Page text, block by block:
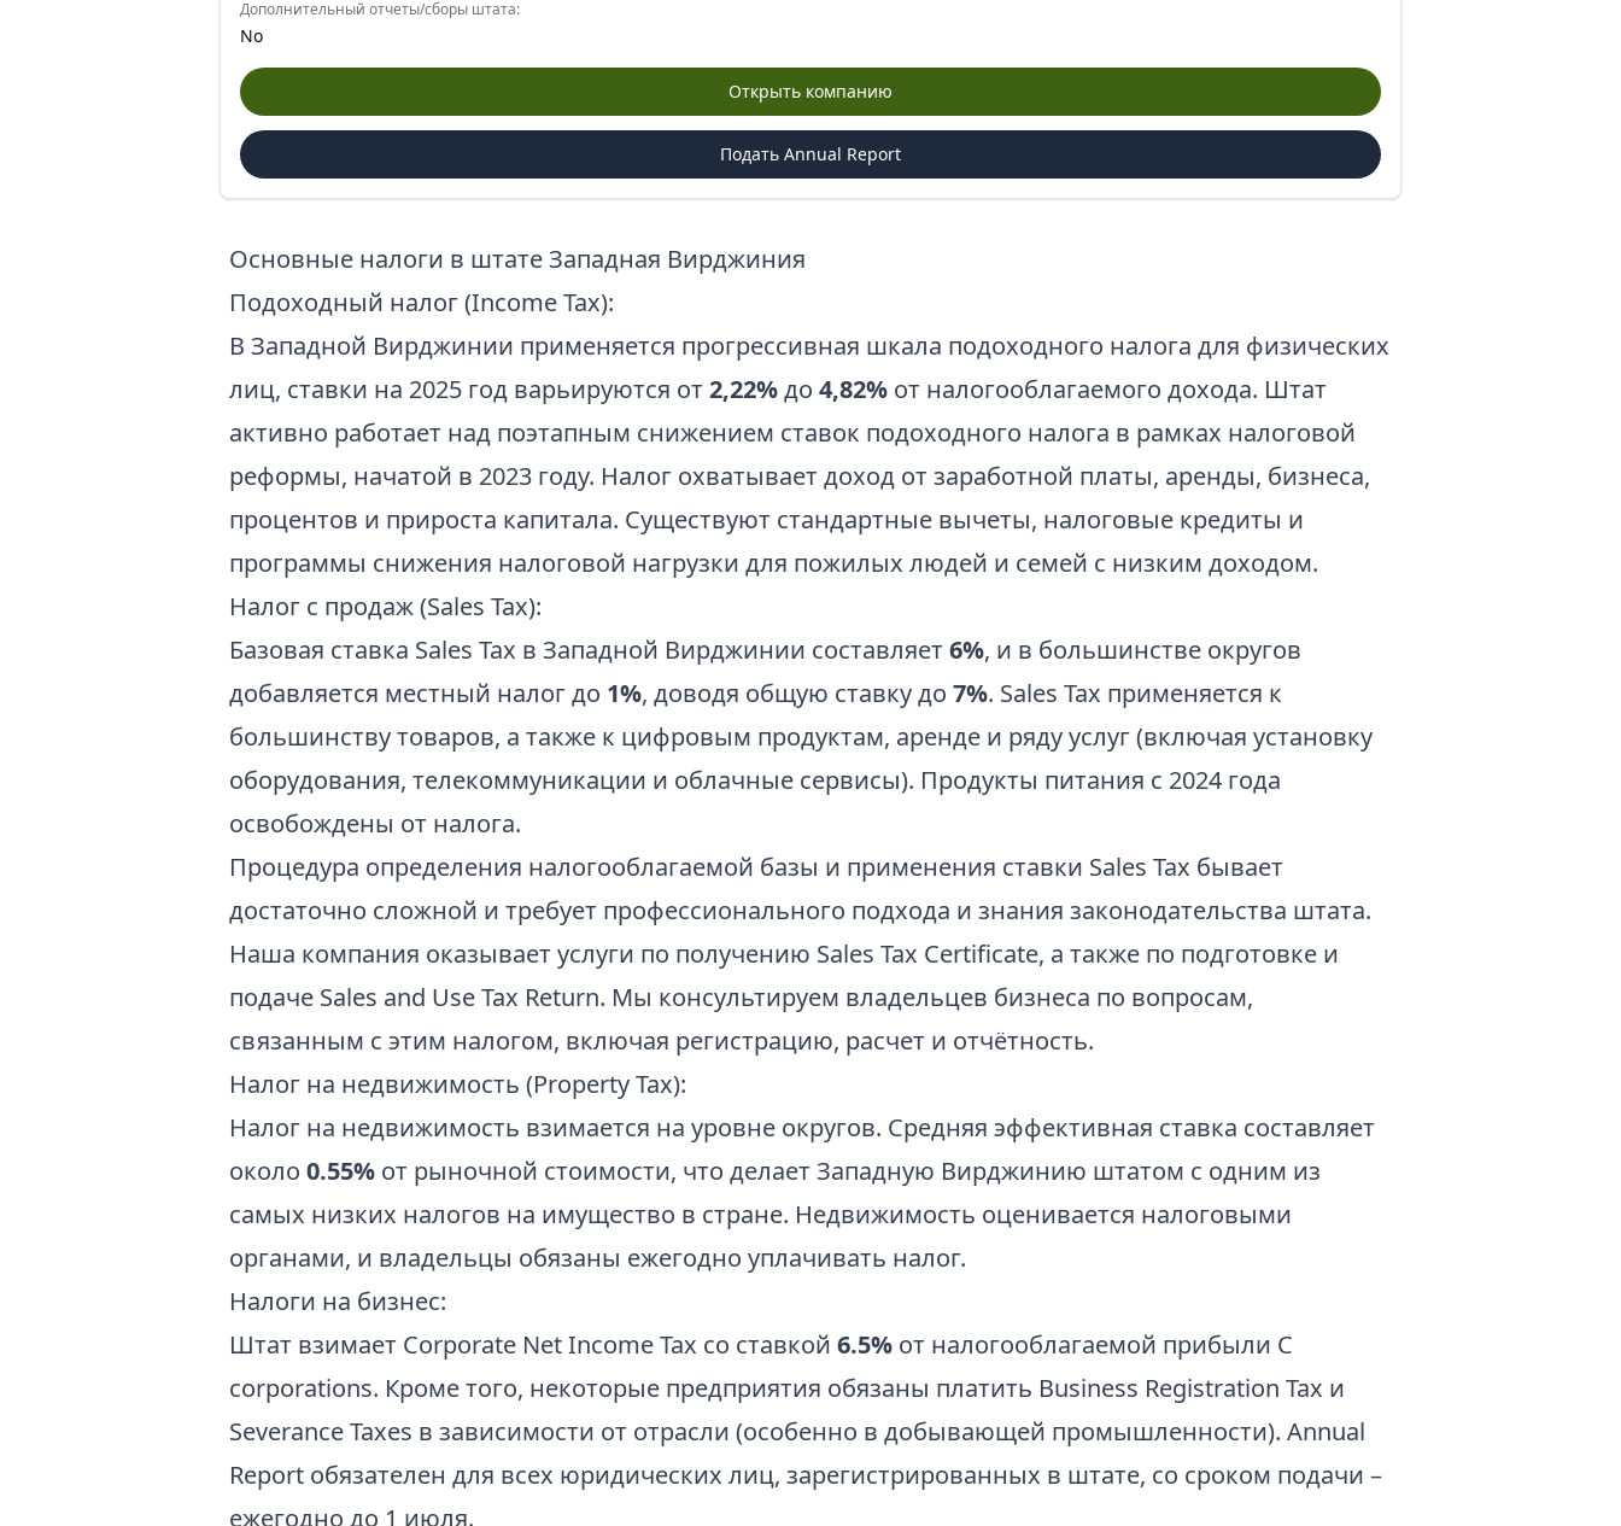
Дополнительный отчеты/сборы штата:
No
Открыть компанию
Подать Annual Report
Основные налоги в штате Западная Вирджиния
Подоходный налог (Income Tax):
В Западной Вирджинии применяется прогрессивная шкала подоходного налога для физических
лиц, ставки на 2025 год варьируются от 2,22%до 4,82% от налогооблагаемого дохода. Штат
активно работает над поэтапным снижением ставок подоходного налога в рамках налоговой
реформы, начатой в 2023 году. Налог охватывает доход от заработной платы, аренды, бизнеса,
процентов и прироста капитала. Существуют стандартные вычеты, налоговые кредиты и
программы снижения налоговой нагрузки для пожилых людей и семей с низким доходом.
Налог с продаж (Sales Tax):
Базовая ставка Sales Tax в Западной Вирджинии составляет 6%, и в большинстве округов
добавляется местный налог до 1%, доводя общую ставку до 7%. Sales Tax применяется к
большинству товаров, а также к цифровым продуктам, аренде и ряду услуг (включая установку
оборудования, телекоммуникации и облачные сервисы). Продукты питания с 2024 года
освобождены от налога.
Процедура определения налогооблагаемой базы и применения ставки Sales Tax бывает
достаточно сложной и требует профессионального подхода и знания законодательства штата.
Наша компания оказывает услуги по получению Sales Tax Certificate, а также по подготовке и
подаче Sales and Use Tax Return. Мы консультируем владельцев бизнеса по вопросам,
связанным с этим налогом, включая регистрацию, расчет и отчётность.
Налог на недвижимость (Property Tax):
Налог на недвижимость взимается на уровне округов. Средняя эффективная ставка составляет
около 0.55% от рыночной стоимости, что делает Западную Вирджинию штатом с одним из
самых низких налогов на имущество в стране. Недвижимость оценивается налоговыми
органами, и владельцы обязаны ежегодно уплачивать налог.
Налоги на бизнес:
Штат взимает Corporate Net Income Tax со ставкой 6.5% от налогооблагаемой прибыли C
corporations. Кроме того, некоторые предприятия обязаны платить Business Registration Tax и
Severance Taxes в зависимости от отрасли (особенно в добывающей промышленности). Annual
Report обязателен для всех юридических лиц, зарегистрированных в штате, со сроком подачи –
ежегодно до 1 июля.